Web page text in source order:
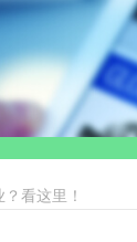
？看这里！